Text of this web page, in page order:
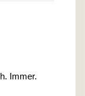
Immer.